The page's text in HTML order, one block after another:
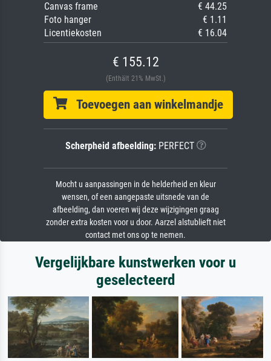
Canvas frame
€ 44.25
Foto hanger
€ 1.11
Licentiekosten
€ 16.04
€ 155.12
(Enthält 21% MwSt.)
Toevoegen aan winkelmandje
Scherpheid afbeelding:PERFECT
Mocht u aanpassingen in de helderheid en kleur
wensen, of een aangepaste uitsnede van de
afbeelding, dan voeren wij deze wijzigingen graag
zonder extra kosten voor u door. Aarzel alstublieft niet
contact met ons op te nemen.
Vergelijkbare kunstwerken voor u
geselecteerd